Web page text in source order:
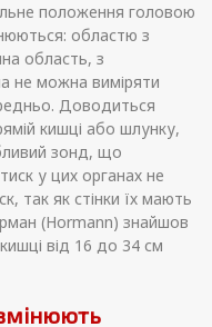
положення головою
областю з
область, з
не можна виміряти
Доводиться
кишці або шлунку,
зонд, що
у цих органах не
так як стінки їх мають
(Hormann) знайшов
від 16 до 34 см